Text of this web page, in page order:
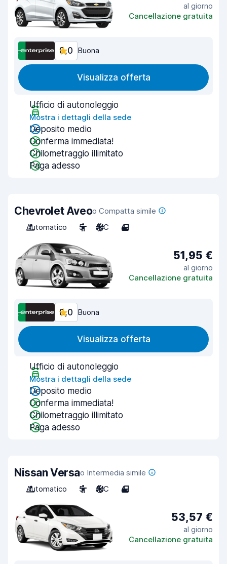
al giorno
Cancellazione gratuita
8,0 Buona
Visualizza offerta
Ufficio di autonoleggio
Mostra i dettagli della sede
Deposito medio
Conferma immediata!
Chilometraggio illimitato
Paga adesso
Chevrolet Aveoo Compatta simile
Automatico
5 A/C 4
51,95 €
al giorno
Cancellazione gratuita
8,0 Buona
Visualizza offerta
Ufficio di autonoleggio
Mostra i dettagli della sede
Deposito medio
Conferma immediata!
Chilometraggio illimitato
Paga adesso
Nissan Versao Intermedia simile
Automatico
5 A/C 4
53,57 €
al giorno
Cancellazione gratuita